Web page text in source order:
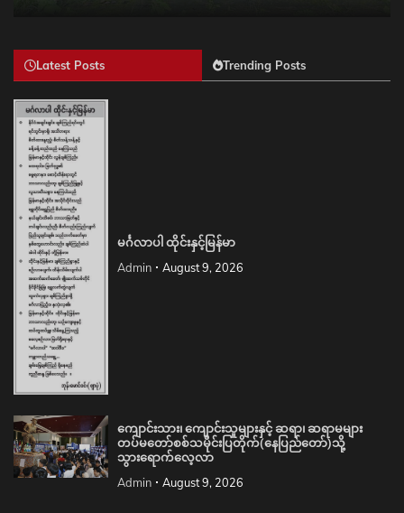
Latest Posts Trending Posts
မင်္ဂလာပါ ထိုင်းနှင့်မြန်မာ
Admin August 9, 2026
ကျောင်းသား၊ ကျောင်းသူများနှင့် ဆရာ၊ ဆရာမများ
တပ်မတော်စစ်သမိုင်းပြတိုက်(နေပြည်တော်)သို့
သွားရောက်လေ့လာ
Admin August 9, 2026